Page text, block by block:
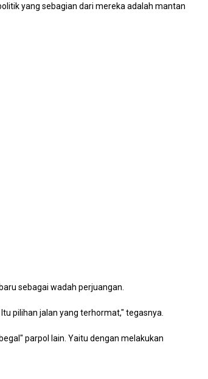
yang sebagian dari mereka adalah mantan
sebagai wadah perjuangan.
pilihan jalan yang terhormat," tegasnya.
parpol lain. Yaitu dengan melakukan